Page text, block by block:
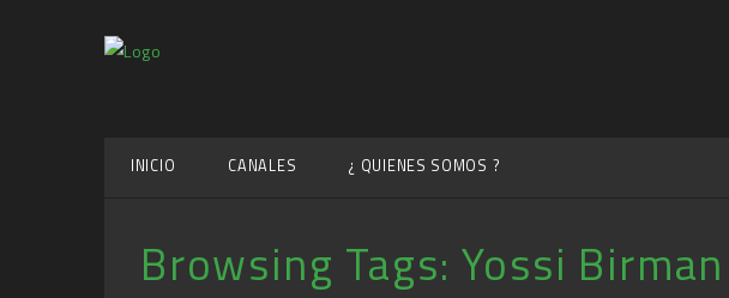
INICIO CANALES ¿ QUIENES SOMOS ?
Browsing Tags:Yossi Birman